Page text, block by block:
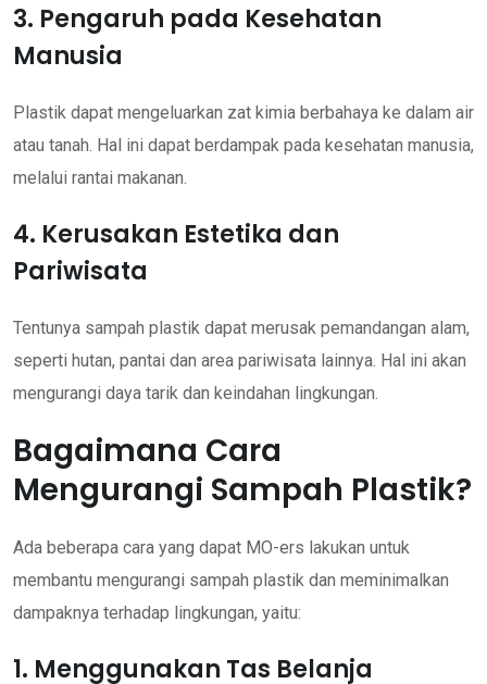
3. Pengaruh pada Kesehatan
Manusia
Plastik dapat mengeluarkan zat kimia berbahaya ke dalam air
atau tanah. Hal ini dapat berdampak pada kesehatan manusia,
melalui rantai makanan.
4. Kerusakan Estetika dan
Pariwisata
Tentunya sampah plastik dapat merusak pemandangan alam,
seperti hutan, pantai dan area pariwisata lainnya. Hal ini akan
mengurangi daya tarik dan keindahan lingkungan.
Bagaimana Cara
Mengurangi Sampah Plastik?
Ada beberapa cara yang dapat MO-ers lakukan untuk
membantu mengurangi sampah plastik dan meminimalkan
dampaknya terhadap lingkungan, yaitu:
1. Menggunakan Tas Belanja